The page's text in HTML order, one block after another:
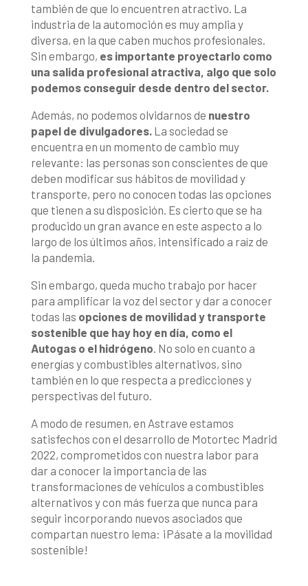
también de que lo encuentren atractivo. La
industria de la automoción es muy amplia y
diversa, en la que caben muchos profesionales.
Sin embargo, es importante proyectarlo como
una salida profesional atractiva, algo que solo
podemos conseguir desde dentro del sector.
Además, no podemos olvidarnos de nuestro
papel de divulgadores. La sociedad se
encuentra en un momento de cambio muy
relevante: las personas son conscientes de que
deben modificar sus hábitos de movilidad y
transporte, pero no conocen todas las opciones
que tienen a su disposición. Es cierto que se ha
producido un gran avance en este aspecto a lo
largo de los últimos años, intensificado a raíz de
la pandemia.
Sin embargo, queda mucho trabajo por hacer
para amplificar la voz del sector y dar a conocer
todas las opciones de movilidad y transporte
sostenible que hay hoy en día, como el
Autogas o el hidrógeno . No solo en cuanto a
energías y combustibles alternativos, sino
también en lo que respecta a predicciones y
perspectivas del futuro.
A modo de resumen, en Astrave estamos
satisfechos con el desarrollo de Motortec Madrid
2022, comprometidos con nuestra labor para
dar a conocer la importancia de las
transformaciones de vehículos a combustibles
alternativos y con más fuerza que nunca para
seguir incorporando nuevos asociados que
compartan nuestro lema: ¡Pásate a la movilidad
sostenible!